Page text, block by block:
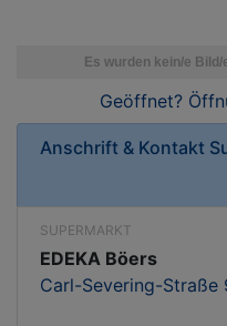
Geöffnet?
Anschrift & Kontakt
SUPERMARKT
EDEKA Böers
Carl-Severing-Straße